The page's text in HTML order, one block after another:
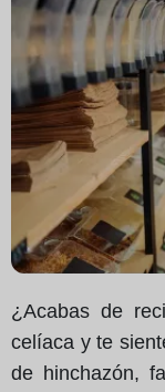
¿Acabas de
celíaca y te
de hinchazón,